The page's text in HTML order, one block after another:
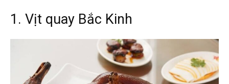
1. Vịt quay Bắc Kinh